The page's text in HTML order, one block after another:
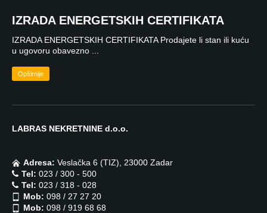
IZRADA ENERGETSKIH CERTIFIKATA
IZRADA ENERGETSKIH CERTIFIKATA Prodajete li stan ili kuću
u ugovoru obavezno ...
Opširnije
LABRAS NEKRETNINE d.o.o.
Adresa: Veslačka 6 (TIZ), 23000 Zadar
Tel: 023 / 300 - 500
Tel: 023 / 318 - 028
Mob: 098 / 27 27 20
Mob: 098 / 919 68 68